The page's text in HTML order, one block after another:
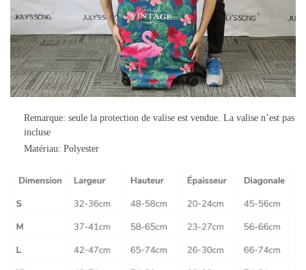
Remarque: seule la protection de valise est vendue. La valise n’est pas
incluse
Matériau: Polyester